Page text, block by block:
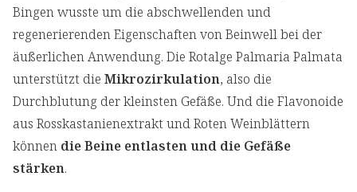
Bingen wusste um die abschwellenden und
regenerierenden Eigenschaften von Beinwell bei der
äußerlichen Anwendung. Die Rotalge Palmaria Palmata
unterstützt die Mikrozirkulation, also die
Durchblutung der kleinsten Gefäße. Und die Flavonoide
aus Rosskastanienextrakt und Roten Weinblättern
können die Beine entlasten und die Gefäße
stärken.